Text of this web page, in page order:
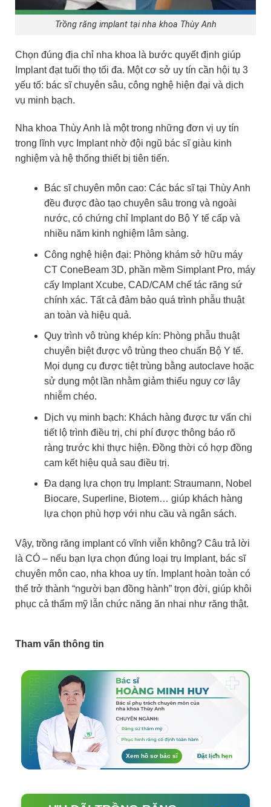
Trồng răng implant tại nha khoa Thùy Anh
Chọn đúng địa chỉ nha khoa là bước quyết định giúp
Implant đạt tuổi thọ tối đa. Một cơ sở uy tín cần hội tụ 3
yếu tố: bác sĩ chuyên sâu, công nghệ hiện đại và dịch
vụ minh bạch.
Nha khoa Thùy Anh là một trong những đơn vị uy tín
trong lĩnh vực Implant nhờ đội ngũ bác sĩ giàu kinh
nghiệm và hệ thống thiết bị tiên tiến.
Bác sĩ chuyên môn cao: Các bác sĩ tại Thùy Anh
đều được đào tạo chuyên sâu trong và ngoài
nước, có chứng chỉ Implant do Bộ Y tế cấp và
nhiều năm kinh nghiệm lâm sàng.
Công nghệ hiện đại: Phòng khám sở hữu máy
CT ConeBeam 3D, phần mềm Simplant Pro, máy
cấy Implant Xcube, CAD/CAM chế tác răng sứ
chính xác. Tất cả đảm bảo quá trình phẫu thuật
an toàn và hiệu quả.
Quy trình vô trùng khép kín: Phòng phẫu thuật
chuyên biệt được vô trùng theo chuẩn Bộ Y tế.
Mọi dụng cụ được tiệt trùng bằng autoclave hoặc
sử dụng một lần nhằm giảm thiểu nguy cơ lây
nhiễm chéo.
Dịch vụ minh bạch: Khách hàng được tư vấn chi
tiết lộ trình điều trị, chi phí được thông báo rõ
ràng trước khi thực hiện. Đồng thời có hợp đồng
cam kết hiệu quả sau điều trị.
Đa dạng lựa chọn trụ Implant: Straumann, Nobel
Biocare, Superline, Biotem… giúp khách hàng
lựa chọn phù hợp với nhu cầu và ngân sách.
Vậy, trồng răng implant có vĩnh viễn không? Câu trả lời
là CÓ – nếu bạn lựa chọn đúng loại trụ Implant, bác sĩ
chuyên môn cao, nha khoa uy tín. Implant hoàn toàn có
thể trở thành “người bạn đồng hành” trọn đời, giúp khôi
phục cả thẩm mỹ lẫn chức năng ăn nhai như răng thật.
Tham vấn thông tin
Xem hồ sơ bác sĩ Đặt lịch hẹn